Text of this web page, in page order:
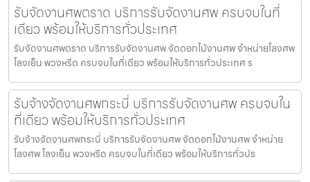
รับจัดงานศพตราด บริการรับจัดงานศพ ครบจบในที่
เดียว พร้อมให้บริการทั่วประเทศ
รับจัดงานศพตราด บริการรับจัดงานศพ จัดดอกไม้งานศพ จำหน่ายโลงศพ
โลงเย็น พวงหรีด ครบจบในที่เดียว พร้อมให้บริการทั่วประเทศ ร
รับจ้างจัดงานศพกระบี่ บริการรับจัดงานศพ ครบจบใน
ที่เดียว พร้อมให้บริการทั่วประเทศ
รับจ้างจัดงานศพกระบี่ บริการรับจัดงานศพ จัดดอกไม้งานศพ จำหน่าย
โลงศพ โลงเย็น พวงหรีด ครบจบในที่เดียว พร้อมให้บริการทั่วปร